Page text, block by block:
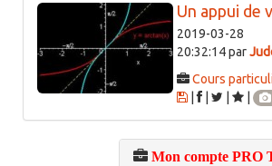
Un appui de
2019-03-28
20:32:14 par
Cours
|
Mon compte PRO